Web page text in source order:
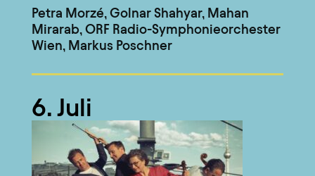
Petra Morzé, Golnar Shahyar, Mahan
Mirarab, ORF Radio-Symphonieorchester
Wien, Markus Poschner
6. Juli